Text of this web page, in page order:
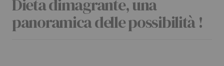
Dieta dimagrante, una
panoramica delle possibilità !